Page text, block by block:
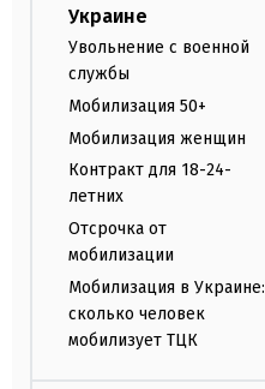
Украине
Увольнение с военной
службы
Мобилизация 50+
Мобилизация женщин
Контракт для 18-24-
летних
Отсрочка от
мобилизации
Мобилизация в Украине:
сколько человек
мобилизует ТЦК